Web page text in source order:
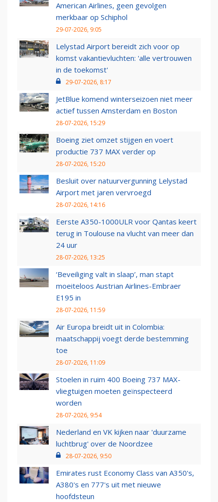
American Airlines, geen gevolgen
merkbaar op Schiphol
29-07-2026, 9:05
Lelystad Airport bereidt zich voor op
komst vakantievluchten: 'alle vertrouwen
in de toekomst'
29-07-2026, 8:17
JetBlue komend winterseizoen niet meer
actief tussen Amsterdam en Boston
28-07-2026, 15:29
Boeing ziet omzet stijgen en voert
productie 737 MAX verder op
28-07-2026, 15:20
Besluit over natuurvergunning Lelystad
Airport met jaren vervroegd
28-07-2026, 14:16
Eerste A350-1000ULR voor Qantas keert
terug in Toulouse na vlucht van meer dan
24 uur
28-07-2026, 13:25
‘Beveiliging valt in slaap’, man stapt
moeiteloos Austrian Airlines-Embraer
E195 in
28-07-2026, 11:59
Air Europa breidt uit in Colombia:
maatschappij voegt derde bestemming
toe
28-07-2026, 11:09
Stoelen in ruim 400 Boeing 737 MAX-
vliegtuigen moeten geïnspecteerd
worden
28-07-2026, 9:54
Nederland en VK kijken naar 'duurzame
luchtbrug' over de Noordzee
28-07-2026, 9:50
Emirates rust Economy Class van A350's,
A380's en 777's uit met nieuwe
hoofdsteun